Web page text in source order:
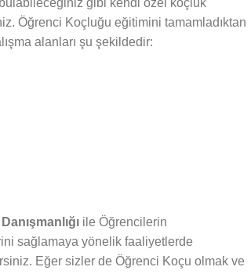
gibi kendi özel koçluk
Öğrenci Koçluğu eğitimini tamamladıktan
alanları şu şekildedir:
ile Öğrencilerin
sağlamaya yönelik faaliyetlerde
Eğer sizler de Öğrenci Koçu olmak ve